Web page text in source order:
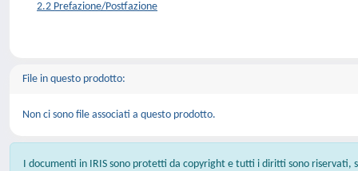
2.2 Prefazione/Postfazione
File in questo prodotto:
Non ci sono file associati a questo prodotto.
I documenti in IRIS sono protetti da copyright e tutti i diritti sono riservati,